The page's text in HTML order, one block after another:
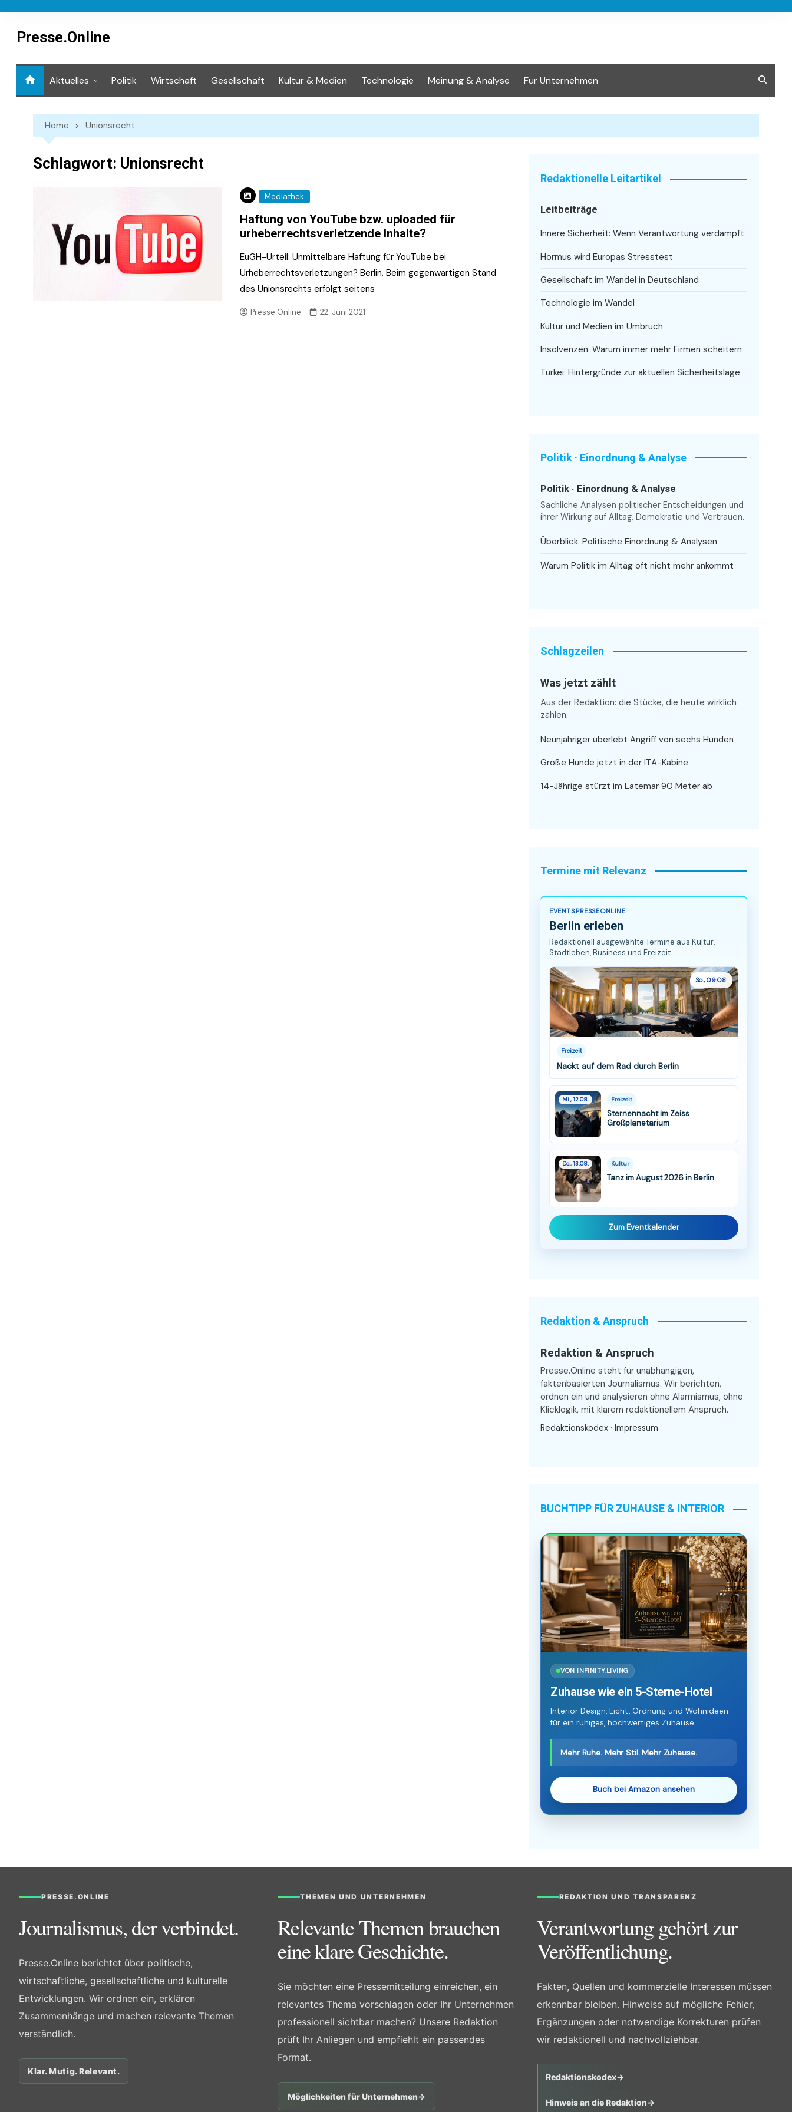
contentPresse.Online
Aktuelles Politik Wirtschaft Gesellschaft Kultur & Medien Technologie Meinung & Analyse Für Unternehmen
Home Unionsrecht
Schlagwort: Unionsrecht
Mediathek
Haftung von YouTube bzw. uploaded für
urheberrechtsverletzende Inhalte?
EuGH-Urteil: Unmittelbare Haftung für YouTube bei
Urheberrechtsverletzungen? Berlin. Beim gegenwärtigen Stand
des Unionsrechts erfolgt seitens
Presse.Online 22. Juni 2021
Redaktionelle Leitartikel
Leitbeiträge
Innere Sicherheit: Wenn Verantwortung verdampft
Hormus wird Europas Stresstest
Gesellschaft im Wandel in Deutschland
Technologie im Wandel
Kultur und Medien im Umbruch
Insolvenzen: Warum immer mehr Firmen scheitern
Türkei: Hintergründe zur aktuellen Sicherheitslage
Politik · Einordnung & Analyse
Politik · Einordnung & Analyse
Sachliche Analysen politischer Entscheidungen und
ihrer Wirkung auf Alltag, Demokratie und Vertrauen.
Überblick: Politische Einordnung & Analysen
Warum Politik im Alltag oft nicht mehr ankommt
Schlagzeilen
Was jetzt zählt
Aus der Redaktion: die Stücke, die heute wirklich
zählen.
Neunjähriger überlebt Angriff von sechs Hunden
Große Hunde jetzt in der ITA-Kabine
14-Jährige stürzt im Latemar 90 Meter ab
Termine mit Relevanz
EVENTS.PRESSE.ONLINE
Berlin erleben
Redaktionell ausgewählte Termine aus Kultur,
Stadtleben, Business und Freizeit.
So., 09.08.
Freizeit
Nackt auf dem Rad durch Berlin
Mi., 12.08. Freizeit
Sternennacht im Zeiss
Großplanetarium
Do., 13.08. Kultur
Tanz im August 2026 in Berlin
Zum Eventkalender
Redaktion & Anspruch
Redaktion & Anspruch
Presse.Online steht für unabhängigen,
faktenbasierten Journalismus. Wir berichten,
ordnen ein und analysieren ohne Alarmismus, ohne
Klicklogik, mit klarem redaktionellem Anspruch.
Redaktionskodex · Impressum
BUCHTIPP FÜR ZUHAUSE & INTERIOR
VON INFINITY.LIVING
Zuhause wie ein 5-Sterne-Hotel
Interior Design, Licht, Ordnung und Wohnideen
für ein ruhiges, hochwertiges Zuhause.
Mehr Ruhe. Mehr Stil. Mehr Zuhause.
Buch bei Amazon ansehen
PRESSE.ONLINE
Journalismus, der verbindet.
Presse.Online berichtet über politische,
wirtschaftliche, gesellschaftliche und kulturelle
Entwicklungen. Wir ordnen ein, erklären
Zusammenhänge und machen relevante Themen
verständlich.
Klar. Mutig. Relevant.
THEMEN UND UNTERNEHMEN
Relevante Themen brauchen
eine klare Geschichte.
Sie möchten eine Pressemitteilung einreichen, ein
relevantes Thema vorschlagen oder Ihr Unternehmen
professionell sichtbar machen? Unsere Redaktion
prüft Ihr Anliegen und empfiehlt ein passendes
Format.
Möglichkeiten für Unternehmen→
REDAKTION UND TRANSPARENZ
Verantwortung gehört zur
Veröffentlichung.
Fakten, Quellen und kommerzielle Interessen müssen
erkennbar bleiben. Hinweise auf mögliche Fehler,
Ergänzungen oder notwendige Korrekturen prüfen
wir redaktionell und nachvollziehbar.
Redaktionskodex→
Hinweis an die Redaktion→